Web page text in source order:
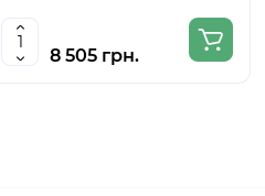
8 505 грн.